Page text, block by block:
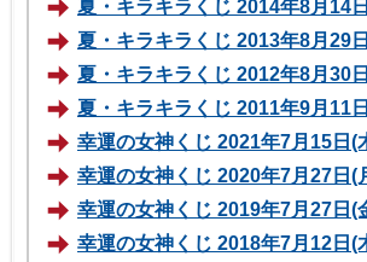
夏・キラキラくじ 2014年8月14
夏・キラキラくじ 2013年8月29
夏・キラキラくじ 2012年8月30
夏・キラキラくじ 2011年9月11
幸運の女神くじ 2021年7月15日(
幸運の女神くじ 2020年7月27日(
幸運の女神くじ 2019年7月27日(
幸運の女神くじ 2018年7月12日(